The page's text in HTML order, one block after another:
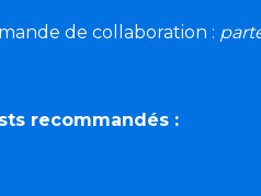
de collaboration :
recommandés :